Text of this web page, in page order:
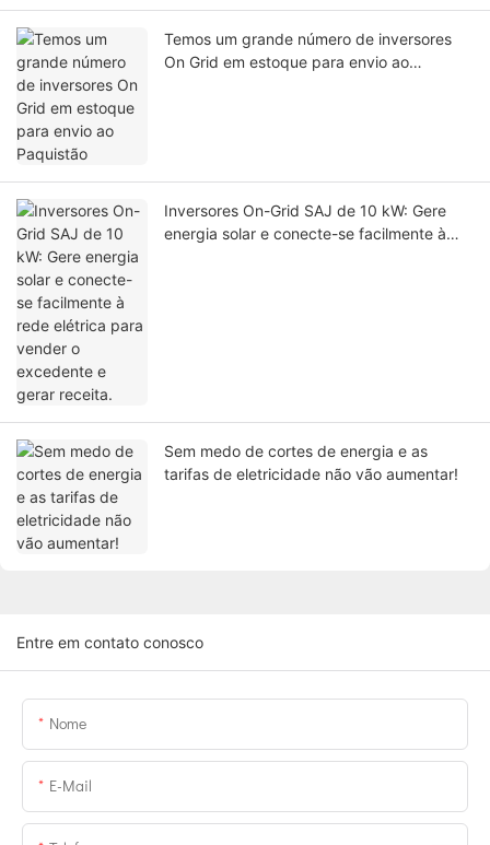
Temos um grande número de inversores
On Grid em estoque para envio ao
Inversores On-Grid SAJ de 10 kW: Gere
energia solar e conecte-se facilmente à
Sem medo de cortes de energia e as
tarifas de eletricidade não vão aumentar!
Entre em contato conosco
Nome
E-Mail